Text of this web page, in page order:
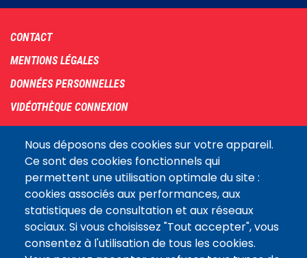
Nous déposons des cookies sur votre appareil.
Ce sont des cookies fonctionnels qui
permettent une utilisation optimale du site :
cookies associés aux performances, aux
statistiques de consultation et aux réseaux
sociaux. Si vous choisissez "Tout accepter", vous
consentez à l'utilisation de tous les cookies.
Footer
menu
CONTACT
MENTIONS LÉGALES
DONNÉES PERSONNELLES
VIDÉOTHÈQUE CONNEXION
COOKIES
Assemblée
nationaleLE SITE DE L’ASSEMBLÉE NATIONALE